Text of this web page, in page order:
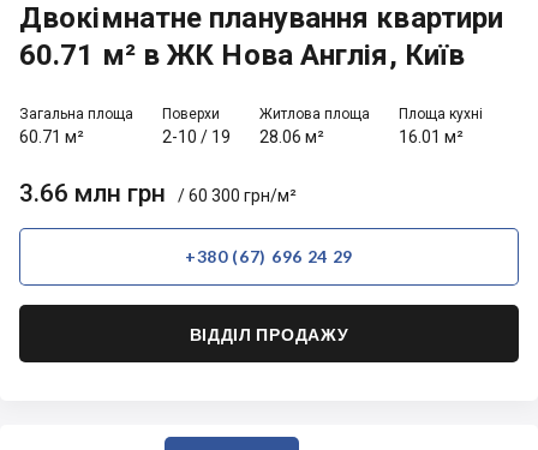
Двокімнатне планування квартири
60.71 м² в ЖК Нова Англія, Київ
Загальна площа
60.71 м²
Поверхи
2-10 / 19
Житлова площа
28.06 м²
Площа кухні
16.01 м²
3.66 млн грн / 60 300 грн/м²
+380 (67) 696 24 29
ВІДДІЛ ПРОДАЖУ